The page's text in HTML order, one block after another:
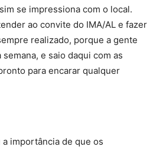
se impressiona com o local.
ao convite do IMA/AL e fazer
realizado, porque a gente
e saio daqui com as
para encarar qualquer
importância de que os